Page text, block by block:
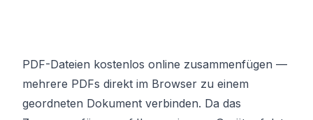
PDF-Dateien kostenlos online zusammenfügen —
mehrere PDFs direkt im Browser zu einem
geordneten Dokument verbinden. Da das